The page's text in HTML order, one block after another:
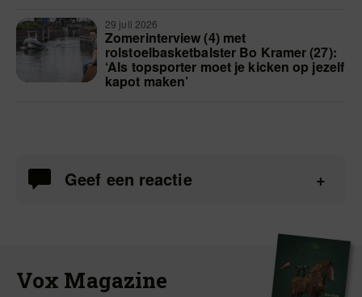
29 juli 2026
Zomerinterview (4) met
rolstoelbasketbalster Bo Kramer (27):
‘Als topsporter moet je kicken op jezelf
kapot maken’
Geef een reactie
Vox Magazine